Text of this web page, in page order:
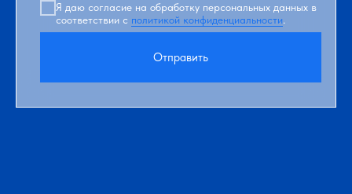
Я даю согласие на обработку персональных данных в
соответствии с политикой конфиденциальности.
Отправить